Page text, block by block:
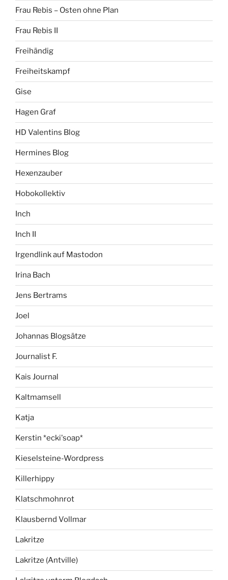
Frau Rebis – Osten ohne Plan
Frau Rebis II
Freihändig
Freiheitskampf
Gise
Hagen Graf
HD Valentins Blog
Hermines Blog
Hexenzauber
Hobokollektiv
Inch
Inch II
Irgendlink auf Mastodon
Irina Bach
Jens Bertrams
Joel
Johannas Blogsätze
Journalist F.
Kais Journal
Kaltmamsell
Katja
Kerstin *ecki'soap*
Kieselsteine-Wordpress
Killerhippy
Klatschmohnrot
Klausbernd Vollmar
Lakritze
Lakritze (Antville)